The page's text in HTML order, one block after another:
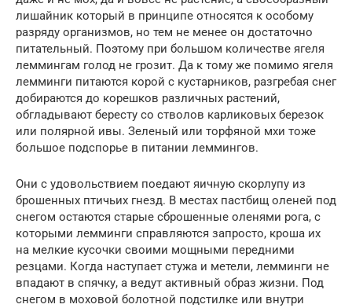
лишайник который в принципе относятся к особому
разряду организмов, но тем не менее он достаточно
питательный. Поэтому при большом количестве ягеля
леммингам голод не грозит. Да к тому же помимо ягеля
лемминги питаются корой с кустарников, разгребая снег
добираются до корешков различных растений,
обгладывают бересту со стволов карликовых березок
или полярной ивы. Зеленый или торфяной мхи тоже
большое подспорье в питании леммингов.
Они с удовольствием поедают яичную скорлупу из
брошенных птичьих гнезд. В местах пастбищ оленей под
снегом остаются старые сброшенные оленями рога, с
которыми лемминги справляются запросто, кроша их
на мелкие кусочки своими мощными передними
резцами. Когда наступает стужа и метели, лемминги не
впадают в спячку, а ведут активный образ жизни. Под
снегом в моховой болотной подстилке или внутри